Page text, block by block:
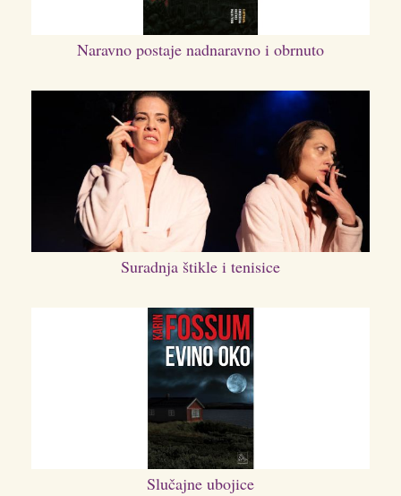
Naravno postaje nadnaravno i obrnuto
Suradnja štikle i tenisice
Slučajne ubojice